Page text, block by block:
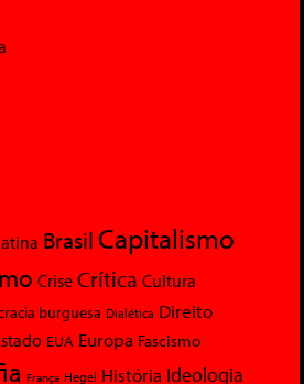
Brasil Capitalismo
Crise Crítica Cultura
burguesa Dialética Direito
EUA Europa Fascismo
França Hegel História Ideologia